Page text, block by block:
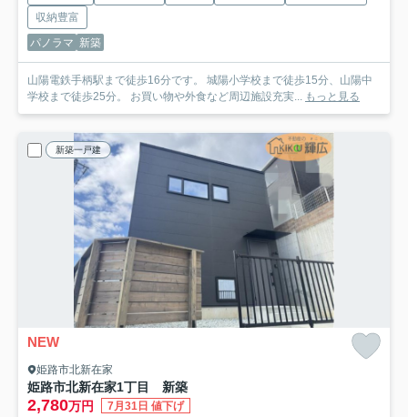
収納豊富
パノラマ 新築
山陽電鉄手柄駅まで徒歩16分です。 城陽小学校まで徒歩15分、山陽中
学校まで徒歩25分。 お買い物や外食など周辺施設充実... もっと見る
新築一戸建
NEW
姫路市北新在家
姫路市北新在家1丁目 新築
2,780万円 7月31日 値下げ